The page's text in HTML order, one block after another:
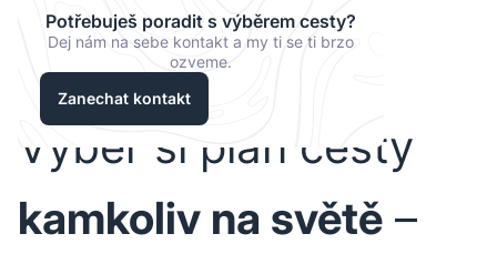
Potřebuješ poradit s výběrem cesty?
Dej nám na sebe kontakt a my ti se ti brzo
ozveme.
Zanechat kontakt
Vyber si plán cesty
kamkoliv na světě –